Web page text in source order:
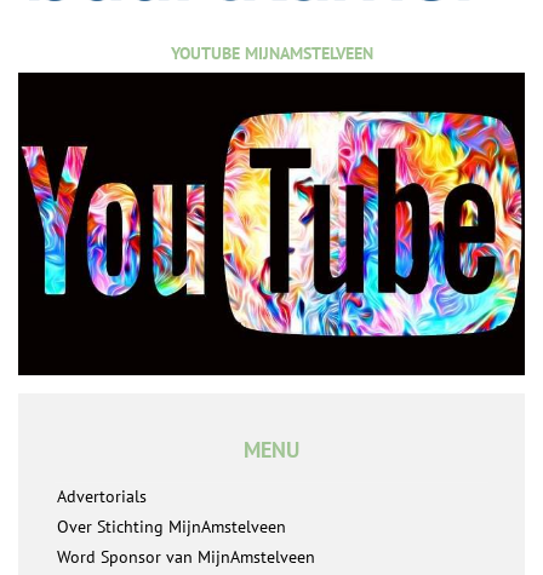
YOUTUBE MIJNAMSTELVEEN
MENU
Advertorials
Over Stichting MijnAmstelveen
Word Sponsor van MijnAmstelveen